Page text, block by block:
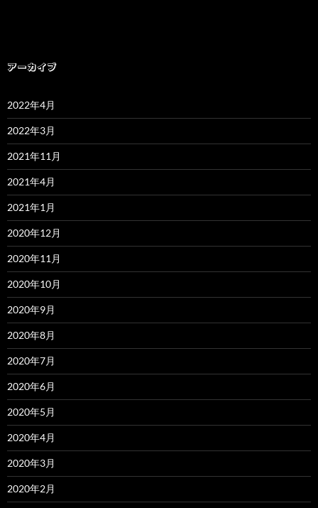
アーカイブ
2022年4月
2022年3月
2021年11月
2021年4月
2021年1月
2020年12月
2020年11月
2020年10月
2020年9月
2020年8月
2020年7月
2020年6月
2020年5月
2020年4月
2020年3月
2020年2月